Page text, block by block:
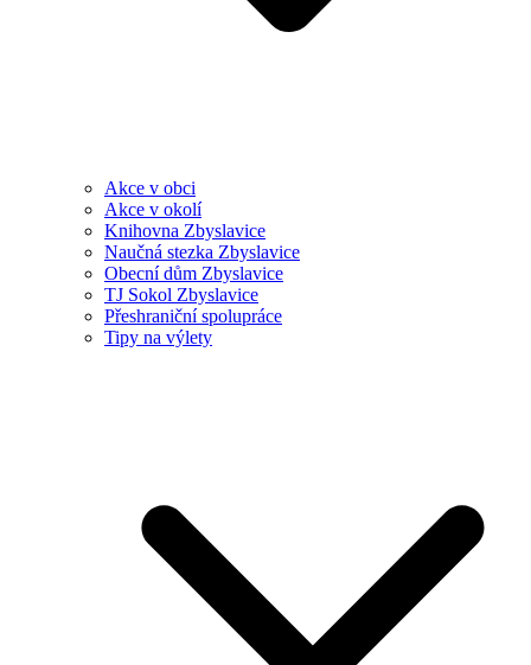
Akce v obci
Akce v okolí
Knihovna Zbyslavice
Naučná stezka Zbyslavice
Obecní dům Zbyslavice
TJ Sokol Zbyslavice
Přeshraniční spolupráce
Tipy na výlety